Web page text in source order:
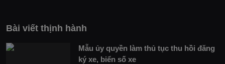
Bài viết thịnh hành
Mẫu ủy quyền làm thủ tục thu hồi đăng
ký xe, biển số xe